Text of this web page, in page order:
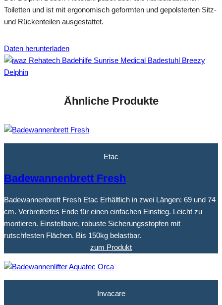
Toiletten und ist mit ergonomisch geformten und gepolsterten Sitz-
und Rückenteilen ausgestattet.
Daten herunterladen
Ähnliche Produkte
Etac
Badewannenbrett Fresh
Badewannenbrett Fresh Etac Erhältlich in zwei Längen: 69 und 74
cm. Verbreitertes Ende für einen einfachen Einstieg. Leicht zu
montieren. Einstellbare, robuste Sicherungsstopfen mit
rutschfesten Flächen. Bis 150kg belastbar.
zum Produkt
Invacare